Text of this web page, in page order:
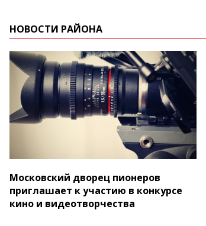
НОВОСТИ РАЙОНА
Московский дворец пионеров
приглашает к участию в конкурсе
кино и видеотворчества